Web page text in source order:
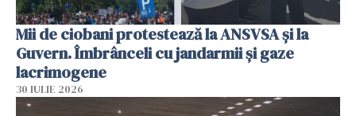
Mii de ciobani protestează la ANSVSA și la
Guvern. Îmbrânceli cu jandarmii și gaze
lacrimogene
30 IULIE 2026